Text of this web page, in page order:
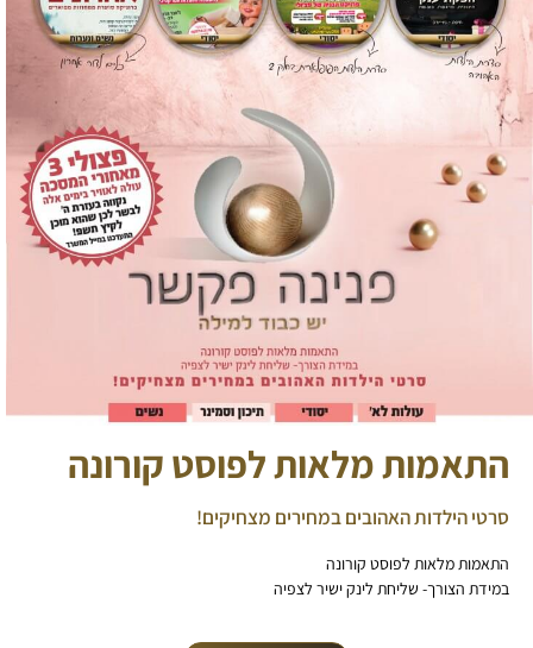
התאמות מלאות לפוסט קורונה
סרטי הילדות האהובים במחירים מצחיקים!
התאמות מלאות לפוסט קורונה
במידת הצורך- שליחת לינק ישיר לצפיה